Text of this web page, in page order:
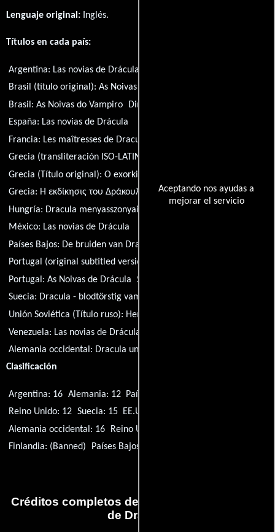
Aceptando nos ayudas a
mejorar el servicio
Lenguaje original: Inglés.
Títulos en cada país:
Argentina: Las novias de Drácula
Brasil (título original):As Noivas de Drácula
Brasil:As Noivas do Vampiro Dinamarca:
España: Las novias de Drácula
Francia: Les maîtresses de Dracula
Grecia (transliteración ISO-LATIN-1):
Grecia (Título original):O exorkistis tou Drakoula
Grecia: Η εκδίκησις του Δράκουλα
Hungría: Dracula menyasszonyai
México: Las novias de Drácula
Países Bajos: De bruiden van Dracula
Portugal (original subtitled version):
Portugal:As Noivas de Drácula Serbia:
Suecia: Dracula - blodtörstig vampyr
Unión Soviética (Título ruso): Невесты Дракулы
Venezuela: Las novias de Drácula
Alemania occidental: Dracula und seine Bräute
Clasificación
Argentina: 16 Alemania: 12 Países Bajos: 12
Reino Unido: 12 Suecia: 15 EE.UU.: Unrated
Alemania occidental: 16
Reino Unido: X
Finlandia: (Banned)
Países Bajos: 14
Créditos completos de la película Las novias
de Drácula